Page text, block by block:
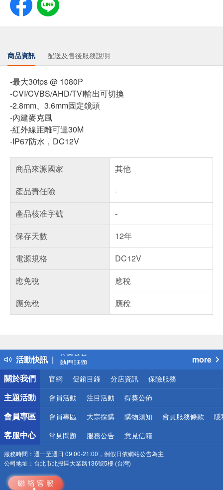
商品資訊 配送及售後服務說明
-最大30fps @ 1080P
-CVI/CVBS/AHD/TVI輸出可切換
-2.8mm、3.6mm固定鏡頭
-內建麥克風
-紅外線距離可達30M
-IP67防水，DC12V
商品來源國家
其他
產品責任險
-
產品核准字號
-
保存天數
12年
電源規格
DC12V
應免稅
應稅
應免稅
應稅
活動快訊
得獎公告
熱門話題
銀行優惠
偏遠地區配送
詐騙網頁！請小心！
more
關於我們
官網 促銷目錄 分店資訊 保險服務
主題活動 會員活動 注目活動 得獎公佈
會員專區 會員專區 大宗採購 購物須知 會員服務條款 隱
客服中心 常見問題 服務公告 意見信箱
服務時間： 週一至週日 09:00-21:00，例假日依網站公告為主
公司地址： 台北市北投區大業路136號5樓 (台灣)